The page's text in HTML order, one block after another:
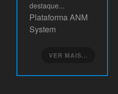
destaque...
Plataforma ANM
System
VER MAIS...